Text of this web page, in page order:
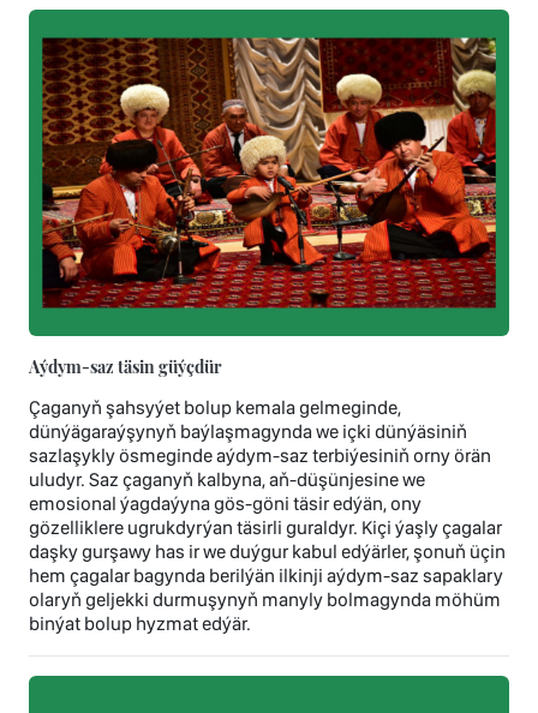
Aýdym-saz täsin güýçdür
Çaganyň şahsyýet bolup kemala gelmeginde,
dünýägaraýşynyň baýlaşmagynda we içki dünýäsiniň
sazlaşykly ösmeginde aýdym-saz terbiýesiniň orny örän
uludyr. Saz çaganyň kalbyna, aň-düşünjesine we
emosional ýagdaýyna gös-göni täsir edýän, ony
gözelliklere ugrukdyrýan täsirli guraldyr. Kiçi ýaşly çagalar
daşky gurşawy has ir we duýgur kabul edýärler, şonuň üçin
hem çagalar bagynda berilýän ilkinji aýdym-saz sapaklary
olaryň geljekki durmuşynyň manyly bolmagynda möhüm
binýat bolup hyzmat edýär.